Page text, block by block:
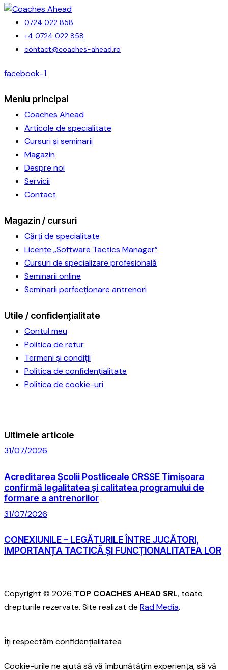
0724 022 858
+4 0724 022 858
contact@coaches-ahead.ro
facebook-1
Meniu principal
Coaches Ahead
Articole de specialitate
Cursuri și seminarii
Magazin
Despre noi
Servicii
Contact
Magazin / cursuri
Cărți de specialitate
Licențe „Software Tactics Manager”
Cursuri de specializare profesională
Seminarii online
Seminarii perfecționare antrenori
Utile / confidențialitate
Contul meu
Politica de retur
Termeni și condiții
Politica de confidențialitate
Politica de cookie-uri
Ultimele articole
31/07/2026
Acreditarea Școlii Postliceale CRSSE Timișoara
confirmă legalitatea și calitatea programului de
formare a antrenorilor
31/07/2026
CONEXIUNILE – LEGĂTURILE ÎNTRE JUCĂTORI,
IMPORTANȚA TACTICĂ ȘI FUNCȚIONALITATEA LOR
Copyright © 2026 TOP COACHES AHEAD SRL, toate
drepturile rezervate. Site realizat de Rad Media.
Îți respectăm confidențialitatea
Cookie-urile ne ajută să vă îmbunătățim experiența, să vă